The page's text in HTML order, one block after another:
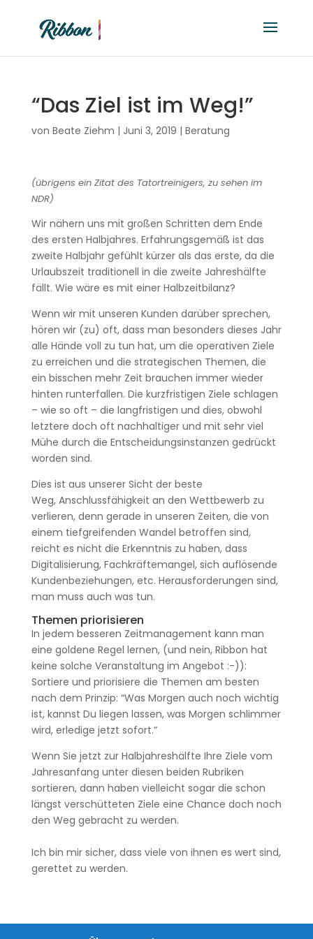
“Das Ziel ist im Weg!”
von Beate Ziehm | Juni 3, 2019 | Beratung
(übrigens ein Zitat des Tatortreinigers, zu sehen im
NDR)
Wir nähern uns mit großen Schritten dem Ende
des ersten Halbjahres. Erfahrungsgemäß ist das
zweite Halbjahr gefühlt kürzer als das erste, da die
Urlaubszeit traditionell in die zweite Jahreshälfte
fällt. Wie wäre es mit einer Halbzeitbilanz?
Wenn wir mit unseren Kunden darüber sprechen,
hören wir (zu) oft, dass man besonders dieses Jahr
alle Hände voll zu tun hat, um die operativen Ziele
zu erreichen und die strategischen Themen, die
ein bisschen mehr Zeit brauchen immer wieder
hinten runterfallen. Die kurzfristigen Ziele schlagen
– wie so oft – die langfristigen und dies, obwohl
letztere doch oft nachhaltiger und mit sehr viel
Mühe durch die Entscheidungsinstanzen gedrückt
worden sind.
Dies ist aus unserer Sicht der beste
Weg, Anschlussfähigkeit an den Wettbewerb zu
verlieren, denn gerade in unseren Zeiten, die von
einem tiefgreifenden Wandel betroffen sind,
reicht es nicht die Erkenntnis zu haben, dass
Digitalisierung, Fachkräftemangel, sich auflösende
Kundenbeziehungen, etc. Herausforderungen sind,
man muss auch was tun.
Themen priorisieren
In jedem besseren Zeitmanagement kann man
eine goldene Regel lernen, (und nein, Ribbon hat
keine solche Veranstaltung im Angebot :-)):
Sortiere und priorisiere die Themen am besten
nach dem Prinzip: “Was Morgen auch noch wichtig
ist, kannst Du liegen lassen, was Morgen schlimmer
wird, erledige jetzt sofort.”
Wenn Sie jetzt zur Halbjahreshälfte Ihre Ziele vom
Jahresanfang unter diesen beiden Rubriken
sortieren, dann haben vielleicht sogar die schon
längst verschütteten Ziele eine Chance doch noch
den Weg gebracht zu werden.
Ich bin mir sicher, dass viele von ihnen es wert sind,
gerettet zu werden.